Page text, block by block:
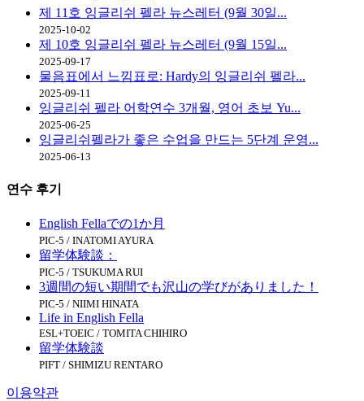
제 11호 잉글리쉬 펠라 뉴스레터 (9월 30일...
2025-10-02
제 10호 잉글리쉬 펠라 뉴스레터 (9월 15일...
2025-09-17
물음표에서 느낌표로: Hardy의 잉글리쉬 펠라...
2025-09-11
잉글리쉬 펠라 어학연수 3개월, 영어 초보 Yu...
2025-06-25
잉글리쉬펠라가 좋은 수업을 만드는 5단계 운영...
2025-06-13
연수 후기
English Fellaでの1か月
PIC-5 / INATOMI AYURA
留学体験談：
PIC-5 / TSUKUMA RUI
3週間の短い期間でも沢山の学びがありました！
PIC-5 / NIIMI HINATA
Life in English Fella
ESL+TOEIC / TOMITA CHIHIRO
留学体験談
PIFT / SHIMIZU RENTARO
이용약관